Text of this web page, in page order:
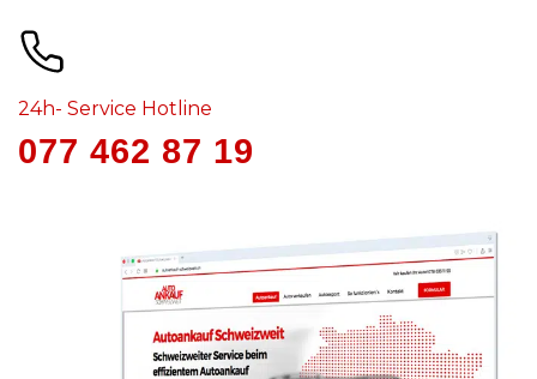
24h- Service Hotline
077 462 87 19